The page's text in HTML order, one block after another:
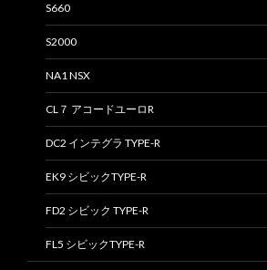
S660
S2000
NA1 NSX
CL７ アコードユーロR
DC2 インテグラ TYPE-R
EK9 シビックTYPE-R
FD2 シビック TYPE-R
FL5 シビックTYPE-R